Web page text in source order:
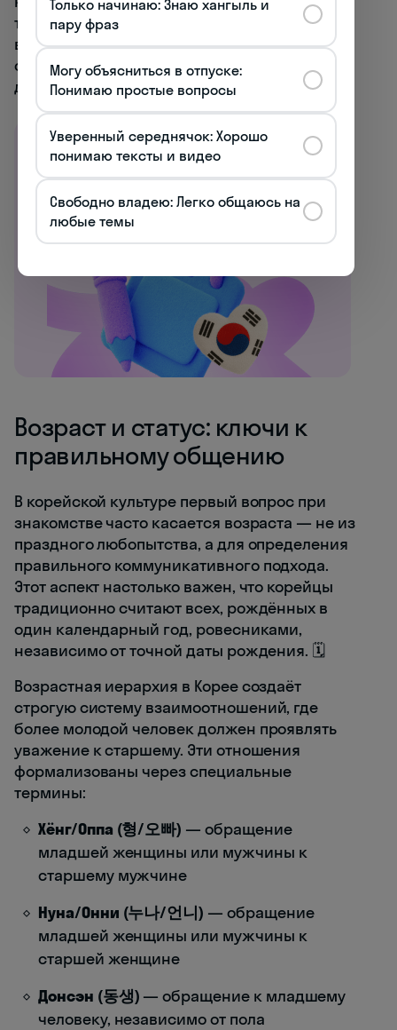
такие как хаге-чхе и хао-чхе, постепенно
выходят из употребления, что
свидетельствует о модернизации и
демократизации общества.
Все курсы корейского
Начните говорить
с первого урока →
Возраст и статус: ключи к
правильному общению
В корейской культуре первый вопрос при
знакомстве часто касается возраста — не из
праздного любопытства, а для определения
правильного коммуникативного подхода.
Этот аспект настолько важен, что корейцы
традиционно считают всех, рождённых в
один календарный год, ровесниками,
независимо от точной даты рождения. 🗓️
Возрастная иерархия в Корее создаёт
строгую систему взаимоотношений, где
более молодой человек должен проявлять
уважение к старшему. Эти отношения
формализованы через специальные
термины:
Хёнг/Оппа (형/오빠) — обращение
младшей женщины или мужчины к
старшему мужчине
Нуна/Онни (누나/언니) — обращение
младшей женщины или мужчины к
старшей женщине
Донсэн (동생) — обращение к младшему
человеку, независимо от пола
Только начинаю: Знаю хангыль и
пару фраз
Могу объясниться в отпуске:
Понимаю простые вопросы
Уверенный середнячок: Хорошо
понимаю тексты и видео
Свободно владею: Легко общаюсь на
любые темы